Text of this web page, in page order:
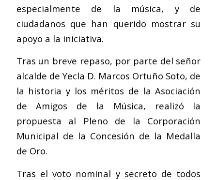
especialmente de la música, y de
ciudadanos que han querido mostrar su
apoyo a la iniciativa.
Tras un breve repaso, por parte del señor
alcalde de Yecla D. Marcos Ortuño Soto, de
la historia y los méritos de la Asociación
de Amigos de la Música, realizó la
propuesta al Pleno de la Corporación
Municipal de la Concesión de la Medalla
de Oro.
Tras el voto nominal y secreto de todos